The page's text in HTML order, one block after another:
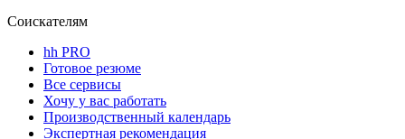
Соискателям
hh PRO
Готовое резюме
Все сервисы
Хочу у вас работать
Производственный календарь
Экспертная рекомендация